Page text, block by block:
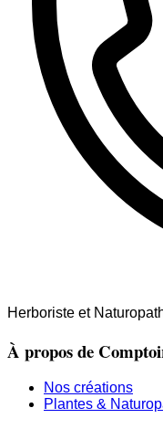
Herboriste et
À propos de
Nos créations
Plantes &